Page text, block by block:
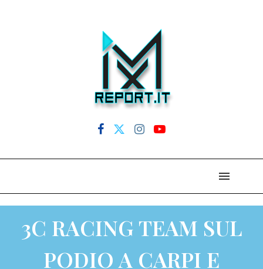
3C RACING TEAM SUL
PODIO A CARPI E